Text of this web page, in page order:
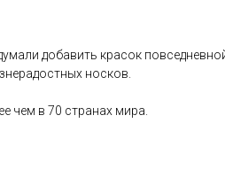
добавить красок
носков.
чем в 70 странах мира.